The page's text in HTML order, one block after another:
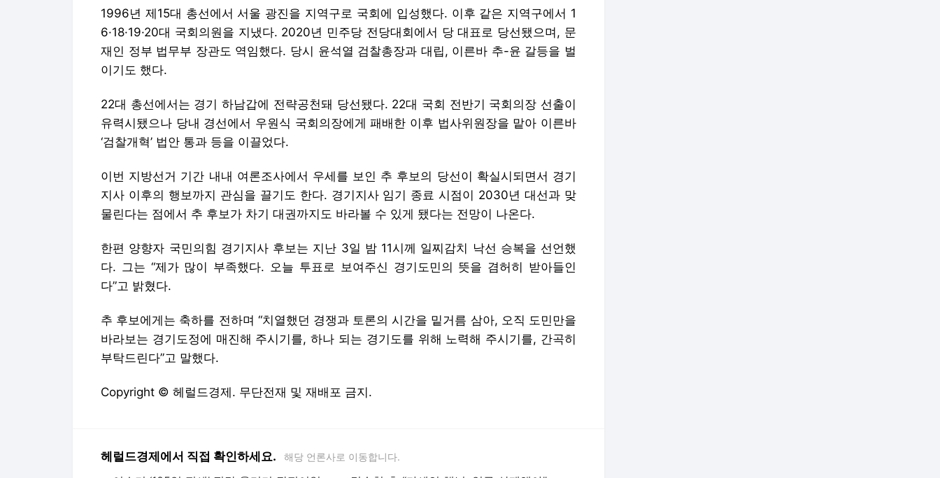
1996년 제15대 총선에서 서울 광진을 지역구로 국회에 입성했다. 이후 같은 지역구에서 1
6·18·19·20대 국회의원을 지냈다. 2020년 민주당 전당대회에서 당 대표로 당선됐으며, 문
재인 정부 법무부 장관도 역임했다. 당시 윤석열 검찰총장과 대립, 이른바 추-윤 갈등을 벌
이기도 했다.
22대 총선에서는 경기 하남갑에 전략공천돼 당선됐다. 22대 국회 전반기 국회의장 선출이
유력시됐으나 당내 경선에서 우원식 국회의장에게 패배한 이후 법사위원장을 맡아 이른바
‘검찰개혁’ 법안 통과 등을 이끌었다.
이번 지방선거 기간 내내 여론조사에서 우세를 보인 추 후보의 당선이 확실시되면서 경기
지사 이후의 행보까지 관심을 끌기도 한다. 경기지사 임기 종료 시점이 2030년 대선과 맞
물린다는 점에서 추 후보가 차기 대권까지도 바라볼 수 있게 됐다는 전망이 나온다.
한편 양향자 국민의힘 경기지사 후보는 지난 3일 밤 11시께 일찌감치 낙선 승복을 선언했
다. 그는 “제가 많이 부족했다. 오늘 투표로 보여주신 경기도민의 뜻을 겸허히 받아들인
다”고 밝혔다.
추 후보에게는 축하를 전하며 “치열했던 경쟁과 토론의 시간을 밑거름 삼아, 오직 도민만을
바라보는 경기도정에 매진해 주시기를, 하나 되는 경기도를 위해 노력해 주시기를, 간곡히
부탁드린다”고 말했다.
Copyright © 헤럴드경제. 무단전재 및 재배포 금지.
헤럴드경제에서 직접 확인하세요. 해당 언론사로 이동합니다.